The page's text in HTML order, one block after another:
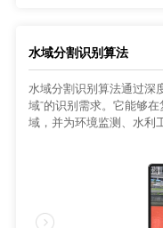
水域分割识别算法
水域分割识别算法通过深
域”的识别需求。它能够
域，并为环境监测、水利